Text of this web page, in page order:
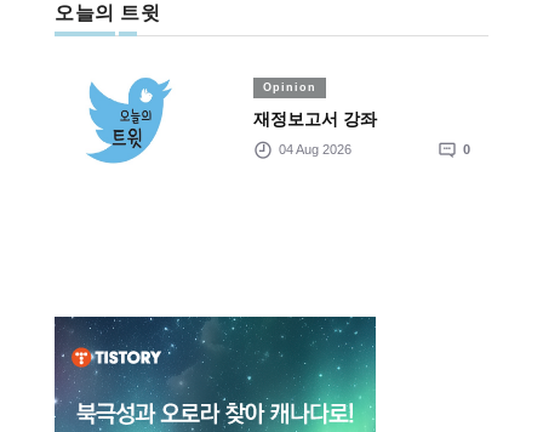
오늘의 트윗
Opinion
재정보고서 강좌
04 Aug 2026 0